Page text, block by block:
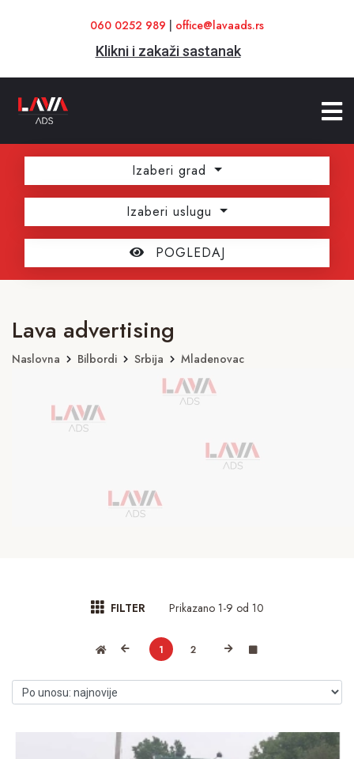
060 0252 989 office@lavaads.rs
Klikni i zakaži sastanak
Izaberi grad
Izaberi uslugu
POGLEDAJ
Lava advertising
Naslovna Bilbordi Srbija Mladenovac
FILTER Prikazano 1-9 od 10
1 2